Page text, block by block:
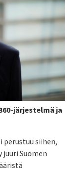
järjestelmä ja
perustuu siihen,
Suomen